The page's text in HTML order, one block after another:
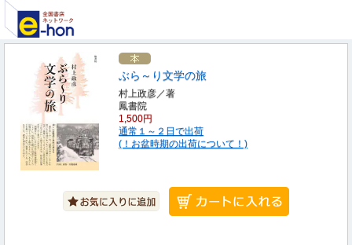
ぶら～り文学の旅
村上政彦／著
鳳書院
1,500円
通常１～２日で出荷
(！お盆時期の出荷について！)